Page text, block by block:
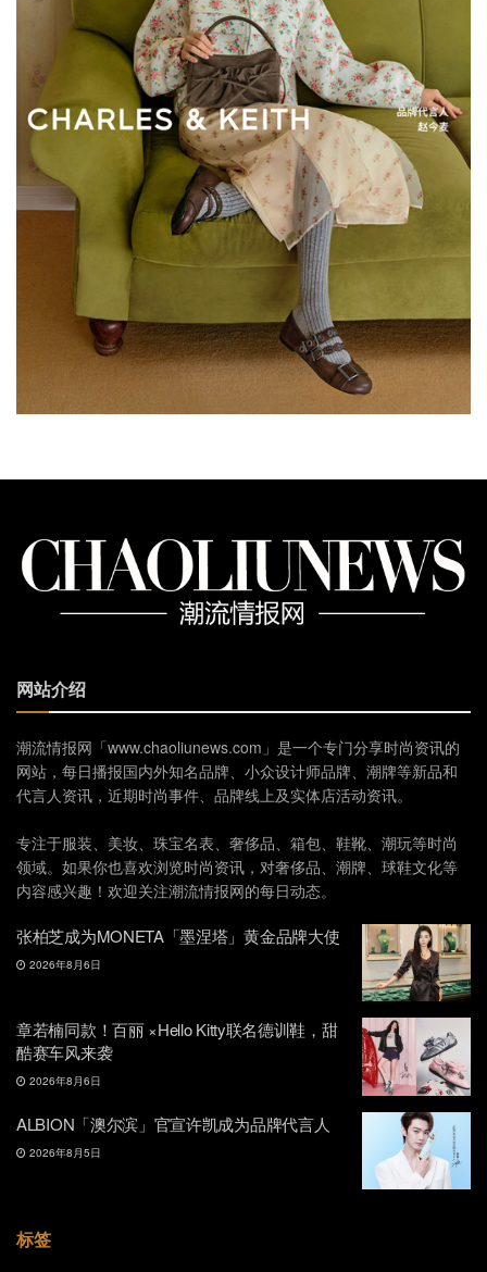
网站介绍
潮流情报网「www.chaoliunews.com」是一个专门分享时尚资讯的
网站，每日播报国内外知名品牌、小众设计师品牌、潮牌等新品和
代言人资讯，近期时尚事件、品牌线上及实体店活动资讯。
专注于服装、美妆、珠宝名表、奢侈品、箱包、鞋靴、潮玩等时尚
领域。如果你也喜欢浏览时尚资讯，对奢侈品、潮牌、球鞋文化等
内容感兴趣！欢迎关注潮流情报网的每日动态。
张柏芝成为MONETA「墨涅塔」黄金品牌大使
2026年8月6日
章若楠同款！百丽 ×Hello Kitty联名德训鞋，甜
酷赛车风来袭
2026年8月6日
ALBION「澳尔滨」官宣许凯成为品牌代言人
2026年8月5日
标签